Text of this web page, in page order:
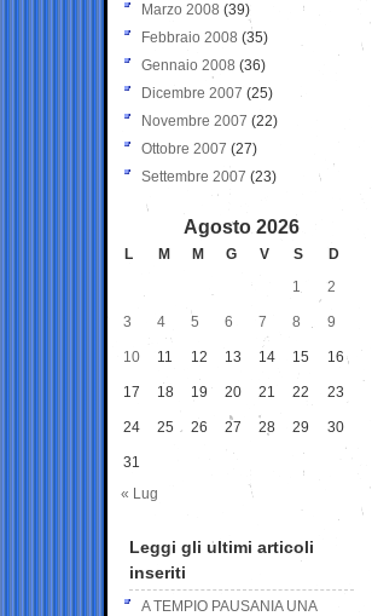
Marzo 2008 (39)
Febbraio 2008 (35)
Gennaio 2008 (36)
Dicembre 2007 (25)
Novembre 2007 (22)
Ottobre 2007 (27)
Settembre 2007 (23)
Agosto 2026
L M M G V S
D
1
2
3 4 5 6 7 8 9
10 11 12 13 14 15 16
17 18 19 20 21 22 23
24 25 26 27 28 29 30
31
« Lug
Leggi gli ultimi articoli
inseriti
A TEMPIO PAUSANIA UNA